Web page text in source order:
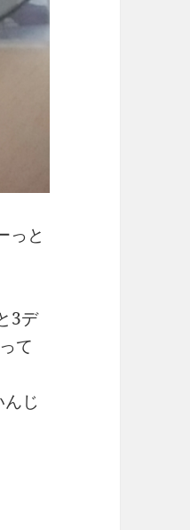
っと
3デ
て
じ